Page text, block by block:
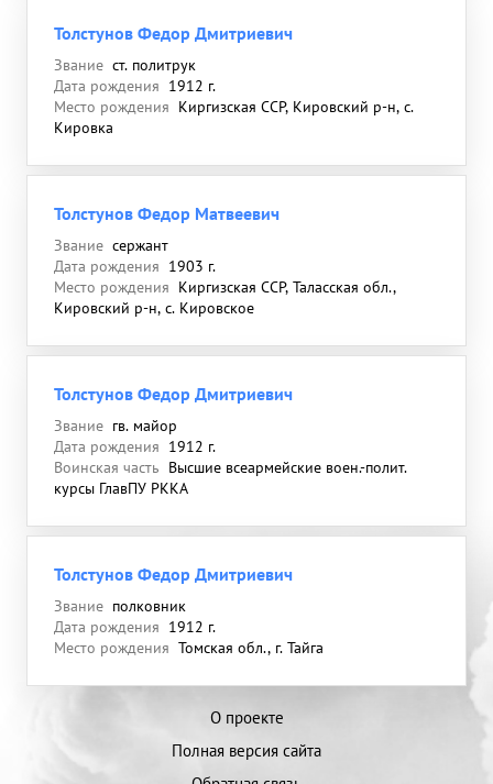
Толстунов Федор Дмитриевич
Звание ст. политрук
Дата рождения 1912 г.
Место рождения Киргизская ССР, Кировский р-н, с.
Кировка
Толстунов Федор Матвеевич
Звание сержант
Дата рождения 1903 г.
Место рождения Киргизская ССР, Таласская обл.,
Кировский р-н, с. Кировское
Толстунов Федор Дмитриевич
Звание гв. майор
Дата рождения 1912 г.
Воинская часть Высшие всеармейские воен.-полит.
курсы ГлавПУ РККА
Толстунов Федор Дмитриевич
Звание полковник
Дата рождения 1912 г.
Место рождения Томская обл., г. Тайга
О проекте
Полная версия сайта